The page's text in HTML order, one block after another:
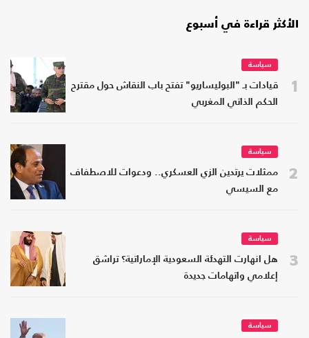
الأكثر قراءة في أسبوع
1
سياسة
قيادات بـ "البوليساريو" تفتح باب النقاش حول مقترح
الحكم الذاتي المغربي
2
سياسة
ممثلات يرتدين الزي العسكري.. ودعوات للاصطفاف
مع السيسي
3
سياسة
هل انهارت التهدئة السعودية الإماراتية؟ تراشق
إعلامي واتهامات جديدة
سياسة